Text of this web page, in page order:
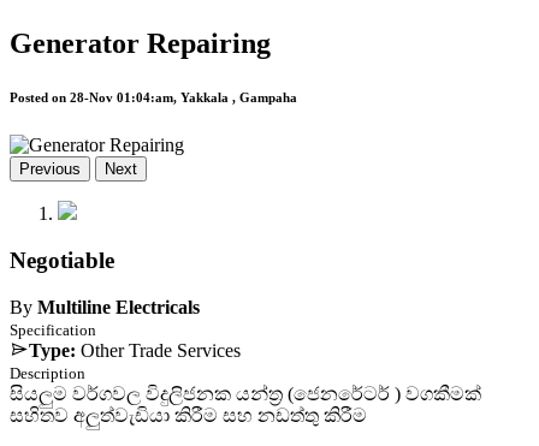
Generator Repairing
Posted on 28-Nov 01:04:am, Yakkala , Gampaha
Previous Next
Negotiable
By Multiline Electricals
Specification
Type: Other Trade Services
Description
සියලුම වර්ගවල විදුලිජනක යන්ත්‍ර (ජෙනරේටර් ) වගකීමක්
සහිතව අලුත්වැඩියා කිරීම සහ නඩත්තු කිරීම